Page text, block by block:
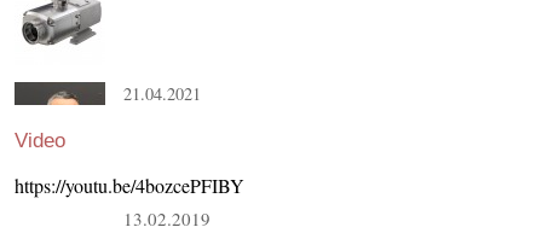
21.04.2021
Video
https://youtu.be/4bozcePFIBY
13.02.2019